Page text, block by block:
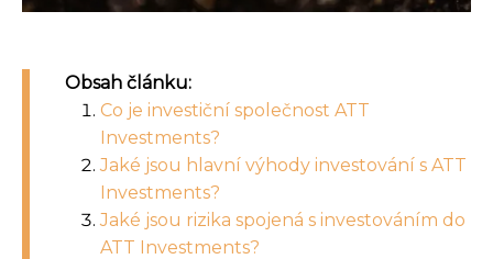
Obsah článku:
Co je investiční společnost ATT
Investments?
Jaké jsou hlavní výhody investování s ATT
Investments?
Jaké jsou rizika spojená s investováním do
ATT Investments?